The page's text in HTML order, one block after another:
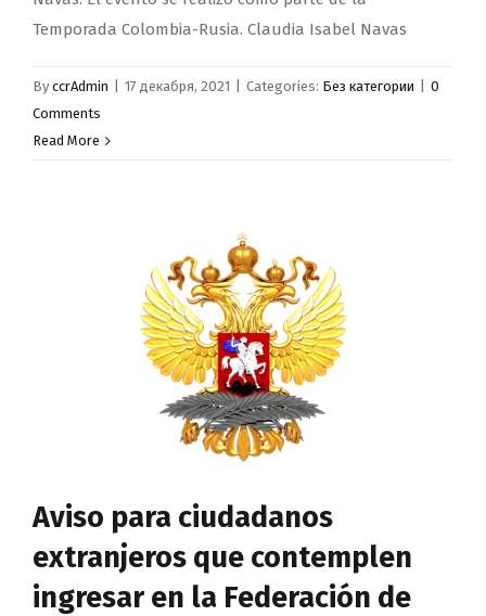
Temporada Colombia-Rusia. Claudia Isabel Navas
By ccrAdmin 17 декабря, 2021 Categories: Без категории
0
Comments
Read More
Aviso para ciudadanos
extranjeros que contemplen
ingresar en la Federación de